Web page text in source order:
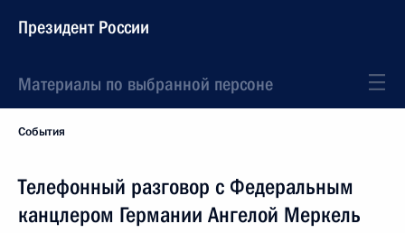
Президент России
Материалы по выбранной персоне
События
Телефонный разговор с Федеральным
канцлером Германии Ангелой Меркель